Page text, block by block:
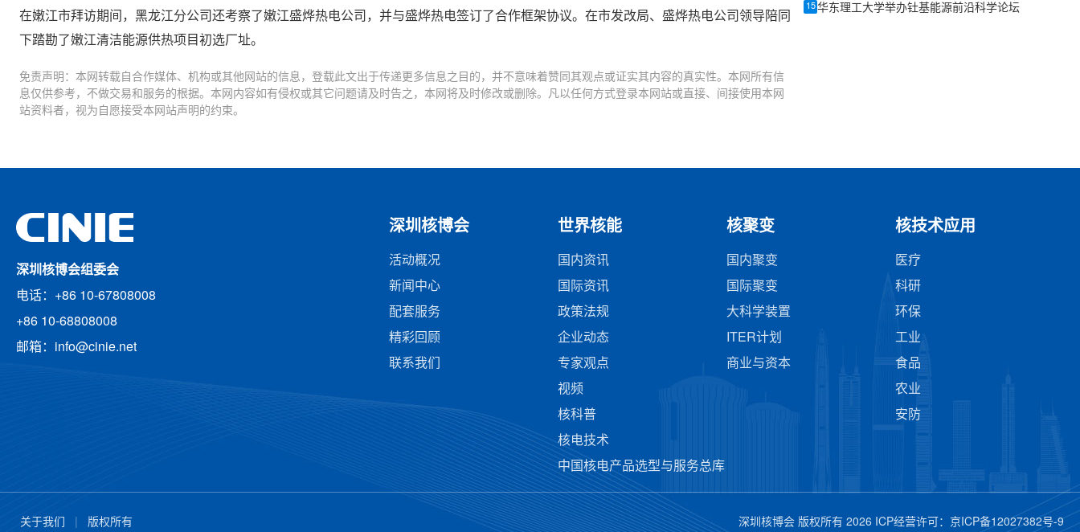
在嫩江市拜访期间，黑龙江分公司还考察了嫩江盛烨热电公司，并与盛烨热电签订了合作框架协议。在市发改局、盛烨热电公司领导陪同
下踏勘了嫩江清洁能源供热项目初选厂址。
免责声明：本网转载自合作媒体、机构或其他网站的信息，登载此文出于传递更多信息之目的，并不意味着赞同其观点或证实其内容的真实性。本网所有信
息仅供参考，不做交易和服务的根据。本网内容如有侵权或其它问题请及时告之，本网将及时修改或删除。凡以任何方式登录本网站或直接、间接使用本网
站资料者，视为自愿接受本网站声明的约束。
15 华东理工大学举办钍基能源前沿科学论坛
深圳核博会组委会
电话：+86 10-67808008
+86 10-68808008
邮箱：info@cinie.net
深圳核博会
活动概况
新闻中心
配套服务
精彩回顾
联系我们
世界核能
国内资讯
国际资讯
政策法规
企业动态
专家观点
视频
核科普
核电技术
中国核电产品选型与服务总库
核聚变
国内聚变
国际聚变
大科学装置
ITER计划
商业与资本
核技术应用
医疗
科研
环保
工业
食品
农业
安防
关于我们 版权所有 深圳核博会 版权所有 2026 ICP经营许可： 京ICP备12027382号-9